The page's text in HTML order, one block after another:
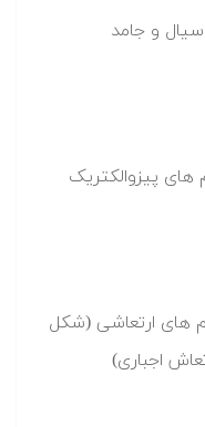
و جامد
پیزوالکتریک
ارتعاشی (شکل
اجباری)